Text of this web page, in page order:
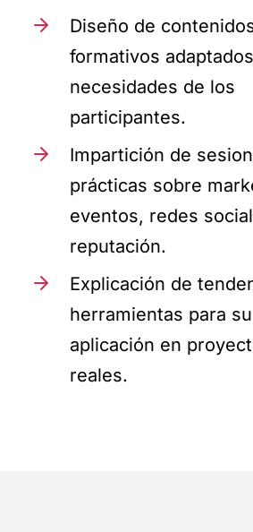
Diseño de
formativos
necesidades de los
participantes.
Impartición de
prácticas sobre
eventos, redes
reputación.
Explicación de
herramientas para su
aplicación en
reales.